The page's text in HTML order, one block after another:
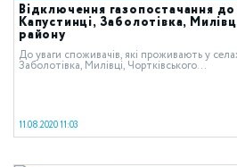
Відключення газопостачання до
Капустинці, Заболотівка,
району
До уваги споживачів, які проживають у
Заболотівка, Милівці, Чортківського...
11.08.2020 11:03